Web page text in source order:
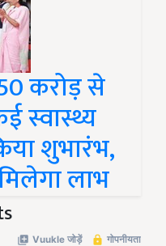
करोड़ से
स्वास्थ्य
शुभारंभ,
लाभ